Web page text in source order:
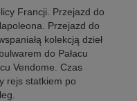
Francji. Przejazd do
Przejazd do
kolekcją dzieł
do Pałacu
Vendome. Czas
rejs statkiem po